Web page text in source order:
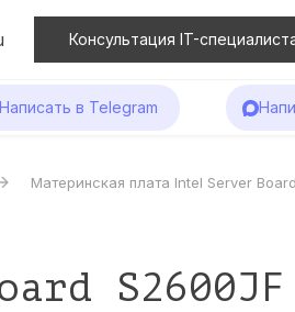
Консультация IT-
в Telegram
Материнская плата Intel Server